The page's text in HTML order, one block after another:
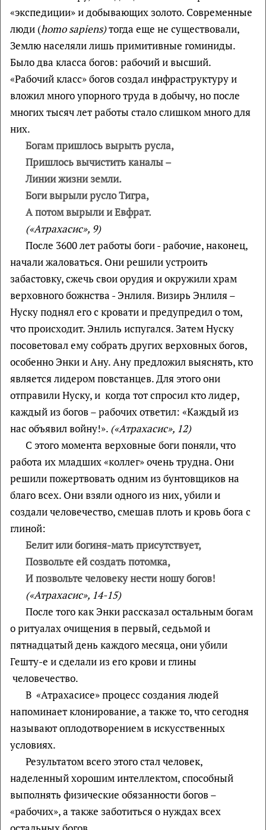
«экспедиции» и добывающих золото. Современные
люди (homo sapiens)тогда еще не существовали,
Землю населяли лишь примитивные гоминиды.
Было два класса богов: рабочий и высший.
«Рабочий класс» богов создал инфраструктуру и
вложил много упорного труда в добычу, но после
многих тысяч лет работы стало слишком много для
них.
Богам пришлось вырыть русла,
Пришлось вычистить каналы –
Линии жизни земли.
Боги вырыли русло Тигра,
А потом вырыли и Евфрат.
(«Атрахасис», 9)
После 3600 лет работы боги - рабочие, наконец,
начали жаловаться. Они решили устроить
забастовку, сжечь свои орудия и окружили храм
верховного божнства - Энлиля. Визирь Энлиля –
Нуску поднял его с кровати и предупредил о том,
что происходит. Энлиль испугался. Затем Нуску
посоветовал ему собрать других верховных богов,
особенно Энки и Ану. Ану предложил выяснять, кто
является лидером повстанцев. Для этого они
отправили Нуску, и когда тот спросил кто лидер,
каждый из богов – рабочих ответил: «Каждый из
нас объявил войну!». («Атрахасис», 12)
С этого момента верховные боги поняли, что
работа их младших «коллег» очень трудна. Они
решили пожертвовать одним из бунтовщиков на
благо всех. Они взяли одного из них, убили и
создали человечество, смешав плоть и кровь бога с
глиной:
Белит или богиня-мать присутствует,
Позвольте ей создать потомка,
И позвольте человеку нести ношу богов!
(«Атрахасис», 14-15)
После того как Энки рассказал остальным богам
о ритуалах очищения в первый, седьмой и
пятнадцатый день каждого месяца, они убили
Гешту-е и сделали из его крови и глины
человечество.
В «Атрахасисе» процесс создания людей
напоминает клонирование, а также то, что сегодня
называют оплодотворением в искусственных
условиях.
Результатом всего этого стал человек,
наделенный хорошим интеллектом, способный
выполнять физические обязанности богов –
«рабочих», а также заботиться о нуждах всех